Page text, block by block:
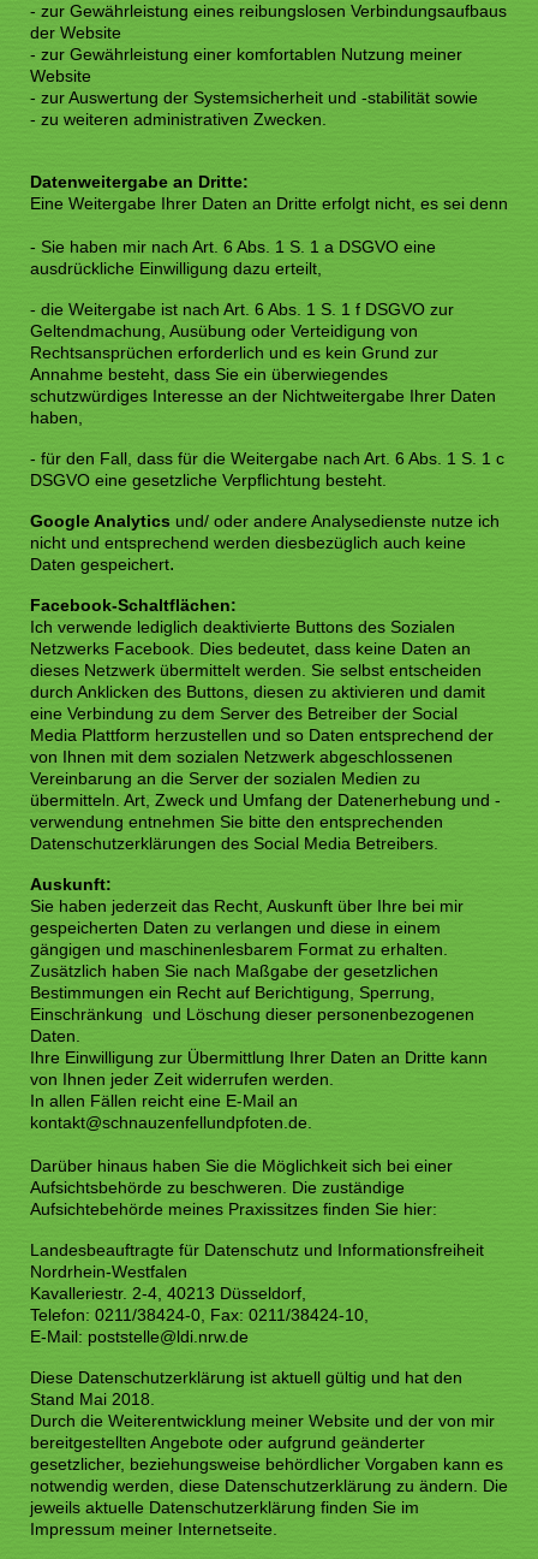
- zur Gewährleistung eines reibungslosen Verbindungsaufbaus
der Website
- zur Gewährleistung einer komfortablen Nutzung meiner
Website
- zur Auswertung der Systemsicherheit und -stabilität sowie
- zu weiteren administrativen Zwecken.
Datenweitergabe an Dritte:
Eine Weitergabe Ihrer Daten an Dritte erfolgt nicht, es sei denn
- Sie haben mir nach Art. 6 Abs. 1 S. 1 a DSGVO eine
ausdrückliche Einwilligung dazu erteilt,
- die Weitergabe ist nach Art. 6 Abs. 1 S. 1 f DSGVO zur
Geltendmachung, Ausübung oder Verteidigung von
Rechtsansprüchen erforderlich und es kein Grund zur
Annahme besteht, dass Sie ein überwiegendes
schutzwürdiges Interesse an der Nichtweitergabe Ihrer Daten
haben,
- für den Fall, dass für die Weitergabe nach Art. 6 Abs. 1 S. 1 c
DSGVO eine gesetzliche Verpflichtung besteht.
Google Analytics und/ oder andere Analysedienste nutze ich
nicht und entsprechend werden diesbezüglich auch keine
Daten gespeichert.
Facebook-Schaltflächen:
Ich verwende lediglich deaktivierte Buttons des Sozialen
Netzwerks Facebook. Dies bedeutet, dass keine Daten an
dieses Netzwerk übermittelt werden. Sie selbst entscheiden
durch Anklicken des Buttons, diesen zu aktivieren und damit
eine Verbindung zu dem Server des Betreiber der Social
Media Plattform herzustellen und so Daten entsprechend der
von Ihnen mit dem sozialen Netzwerk abgeschlossenen
Vereinbarung an die Server der sozialen Medien zu
übermitteln. Art, Zweck und Umfang der Datenerhebung und -
verwendung entnehmen Sie bitte den entsprechenden
Datenschutzerklärungen des Social Media Betreibers.
Auskunft:
Sie haben jederzeit das Recht, Auskunft über Ihre bei mir
gespeicherten Daten zu verlangen und diese in einem
gängigen und maschinenlesbarem Format zu erhalten.
Zusätzlich haben Sie nach Maßgabe der gesetzlichen
Bestimmungen ein Recht auf Berichtigung, Sperrung,
Einschränkung und Löschung dieser personenbezogenen
Daten.
Ihre Einwilligung zur Übermittlung Ihrer Daten an Dritte kann
von Ihnen jeder Zeit widerrufen werden.
In allen Fällen reicht eine E-Mail an
kontakt@schnauzenfellundpfoten.de.
Darüber hinaus haben Sie die Möglichkeit sich bei einer
Aufsichtsbehörde zu beschweren. Die zuständige
Aufsichtebehörde meines Praxissitzes finden Sie hier:
Landesbeauftragte für Datenschutz und Informationsfreiheit
Nordrhein-Westfalen
Kavalleriestr. 2-4, 40213 Düsseldorf,
Telefon: 0211/38424-0, Fax: 0211/38424-10,
E-Mail: poststelle@ldi.nrw.de
Diese Datenschutzerklärung ist aktuell gültig und hat den
Stand Mai 2018.
Durch die Weiterentwicklung meiner Website und der von mir
bereitgestellten Angebote oder aufgrund geänderter
gesetzlicher, beziehungsweise behördlicher Vorgaben kann es
notwendig werden, diese Datenschutzerklärung zu ändern. Die
jeweils aktuelle Datenschutzerklärung finden Sie im
Impressum meiner Internetseite.